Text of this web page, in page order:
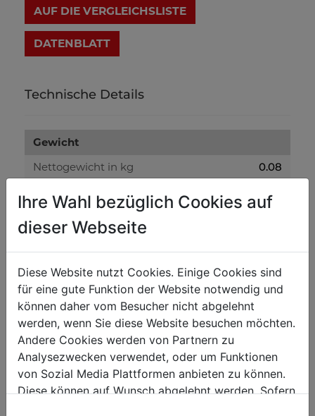
AUF DIE VERGLEICHSLISTE
DATENBLATT
Technische Details
Gewicht
Nettogewicht in kg
0.08
Versandmaße
Verpackungshöhe in mm
30
Verpackungsbreite in mm
100
Verpackungslänge in mm
Allgemeine Daten
EAN Code
9120039909707
Ihre Wahl bezüglich Cookies auf
dieser Webseite
Diese Website nutzt Cookies. Einige Cookies sind
für eine gute Funktion der Website notwendig und
können daher vom Besucher nicht abgelehnt
werden, wenn Sie diese Website besuchen möchten.
Andere Cookies werden von Partnern zu
Analysezwecken verwendet, oder um Funktionen
von Sozial Media Plattformen anbieten zu können.
Diese können auf Wunsch abgelehnt werden. Sofern